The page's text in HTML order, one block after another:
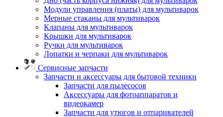
Модули управления (платы) для мультиварок
Мерные стаканы для мультиварок
Клапаны для мультиварок
Крышки для мультиварок
Ручки для мультиварок
Лопатки и черпаки для мультиварок
Сервисные запчасти
Запчасти и аксессуары для бытовой техники
Запчасти для пылесосов
Аксессуары для фотоаппаратов и
видеокамер
Запчасти для утюгов и отпаривателей